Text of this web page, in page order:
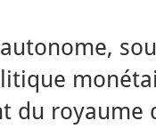
du royaume